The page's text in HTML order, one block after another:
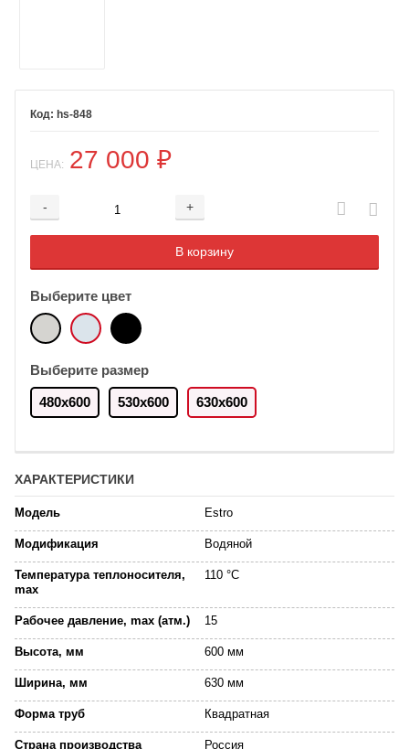
hs-848
ЦЕНА: 27 000 ₽
- +
Добавляется...
В корзину
Добавлен
Выберите цвет
Выберите размер
480х600 530х600 630х600
ХАРАКТЕРИСТИКИ
Модель Estro
Модификация Водяной
Температура теплоносителя,
max
110 °C
Рабочее давление, max (атм.) 15
Высота, мм 600 мм
Ширина, мм 630 мм
Форма труб Квадратная
Страна производства Россия